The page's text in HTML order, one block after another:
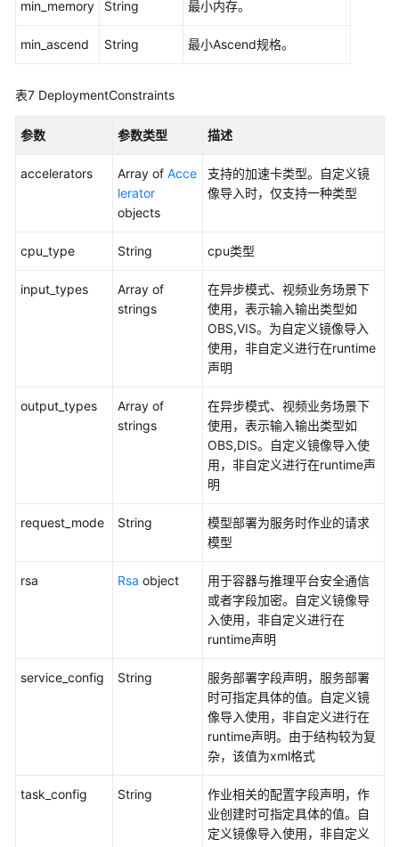
视
帮
Gallery
更
档
用
术
责
协
min_memory String 最小内存。
min_ascend String 最小Ascend规格。
表7 DeploymentConstraints
参数 参数类型 描述
accelerators Array of Acce
lerator
objects
支持的加速卡类型。自定义镜
像导入时，仅支持一种类型
cpu_type String cpu类型
input_types
Array of
strings
在异步模式、视频业务场景下
使用，表示输入输出类型如
OBS,VIS。为自定义镜像导入
使用，非自定义进行在runtime
声明
output_types
Array of
strings
在异步模式、视频业务场景下
使用，表示输入输出类型如
OBS,DIS。自定义镜像导入使
用，非自定义进行在runtime声
明
request_mode String
模型部署为服务时作业的请求
模型
rsa Rsa object
用于容器与推理平台安全通信
或者字段加密。自定义镜像导
入使用，非自定义进行在
runtime声明
service_config String
服务部署字段声明，服务部署
时可指定具体的值。自定义镜
像导入使用，非自定义进行在
runtime声明。由于结构较为复
杂，该值为xml格式
task_config String
作业相关的配置字段声明，作
业创建时可指定具体的值。自
定义镜像导入使用，非自定义